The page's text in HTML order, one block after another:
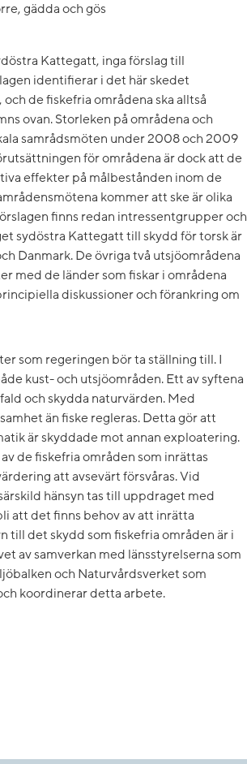
gädda och gös
Kattegatt, inga förslag till
identifierar i det här skedet
de fiskefria områdena ska alltså
ovan. Storleken på områdena och
samrådsmöten under 2008 och 2009
för områdena är dock att de
effekter på målbestånden inom de
kommer att ske är olika
finns redan intressentgrupper och
sydöstra Kattegatt till skydd för torsk är
Danmark. De övriga två utsjöområdena
med de länder som fiskar i områdena
diskussioner och förankring om
som regeringen bör ta ställning till. I
kust- och utsjöområden. Ett av syftena
och skydda naturvärden. Med
än fiske regleras. Detta gör att
är skyddade mot annan exploatering.
de fiskefria områden som inrättas
att avsevärt försvåras. Vid
hänsyn tas till uppdraget med
att det finns behov av att inrätta
till det skydd som fiskefria områden är i
av samverkan med länsstyrelserna som
och Naturvårdsverket som
koordinerar detta arbete.